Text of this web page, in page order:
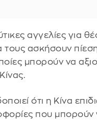
αγγελίες για
τους ασκήσουν
μπορούν να
ότι η Κίνα
που